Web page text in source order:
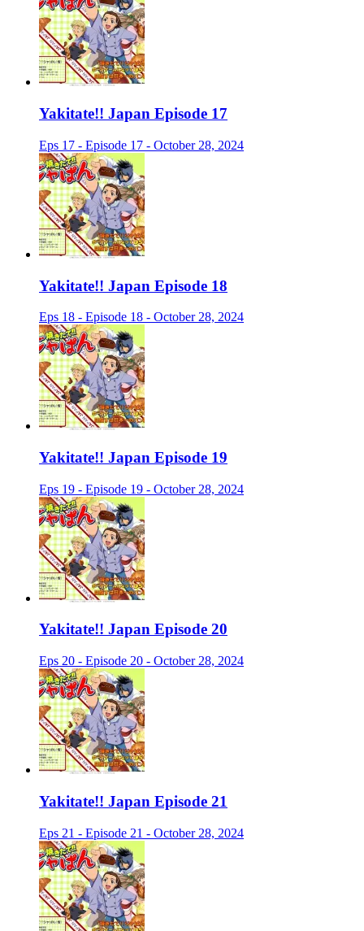
Yakitate!! Japan Episode 17
Eps 17 - Episode 17 - October 28, 2024
Yakitate!! Japan Episode 18
Eps 18 - Episode 18 - October 28, 2024
Yakitate!! Japan Episode 19
Eps 19 - Episode 19 - October 28, 2024
Yakitate!! Japan Episode 20
Eps 20 - Episode 20 - October 28, 2024
Yakitate!! Japan Episode 21
Eps 21 - Episode 21 - October 28, 2024